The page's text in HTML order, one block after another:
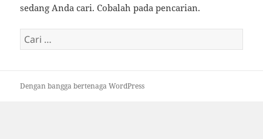
sedang Anda cari. Cobalah pada pencarian.
Cari
untuk:
Dengan bangga bertenaga WordPress